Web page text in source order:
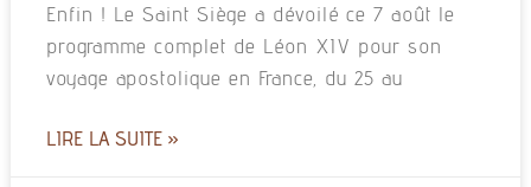
Enfin ! Le Saint Siège a dévoilé ce 7 août le
programme complet de Léon XIV pour son
voyage apostolique en France, du 25 au
LIRE LA SUITE »